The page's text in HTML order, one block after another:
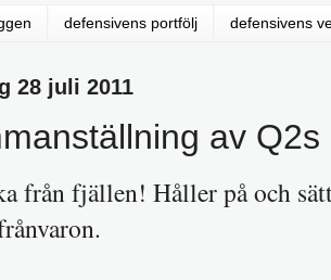
defensivens portfölj defensivens
28 juli 2011
av Q2s
från fjällen! Håller på och